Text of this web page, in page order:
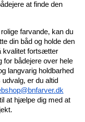
at finde den
farvande, kan du
din båd og holde den
kvalitet fortsætter
bådejere over hele
langvarig holdbarhed
er du altid
at hjælpe dig med at